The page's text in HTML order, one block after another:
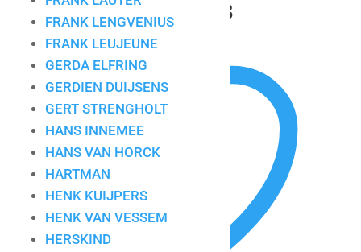
FRANK LENGVENIUS
FRANK LEUJEUNE
GERDA ELFRING
GERDIEN DUIJSENS
GERT STRENGHOLT
HANS INNEMEE
HANS VAN HORCK
HARTMAN
HENK KUIJPERS
HENK VAN VESSEM
HERSKIND
Ronald Boonacker 3